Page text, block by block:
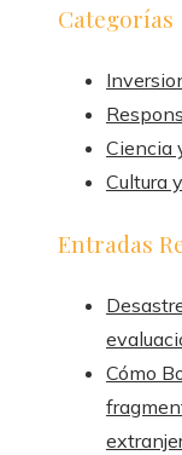
Categorías
Ciencia
Cultura
Entradas
Cómo